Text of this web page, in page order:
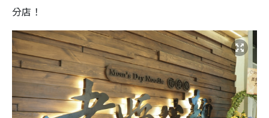
分店！